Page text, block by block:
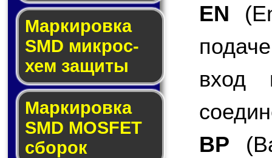
Мар­ки­ров­ка
SMD мик­рос­
хем защиты
Мар­ки­ров­ка
SMD MOSFET
сбо­рок
EN
вход
BP